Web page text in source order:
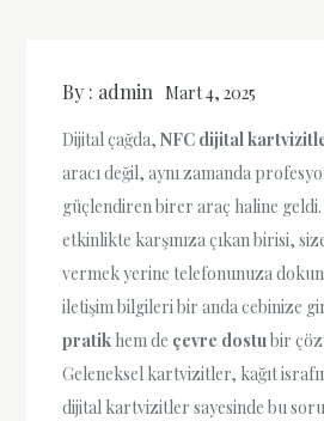
By : admin Mart 4, 2025
Dijital çağda,NFC dijital
aracı değil, aynı zamanda
güçlendiren birer araç haline
etkinlikte karşınıza çıkan birisi,
vermek yerine telefonunuza
iletişim bilgileri bir anda cebinize
pratik hem de çevre dostubir
Geleneksel kartvizitler, kağıt
dijital kartvizitler sayesinde bu